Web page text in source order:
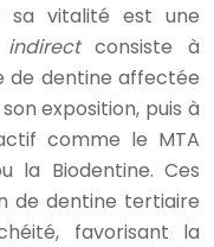
sa vitalité est une
consiste à
de dentine affectée
exposition, puis à
comme le MTA
la Biodentine. Ces
de dentine tertiaire
favorisant la